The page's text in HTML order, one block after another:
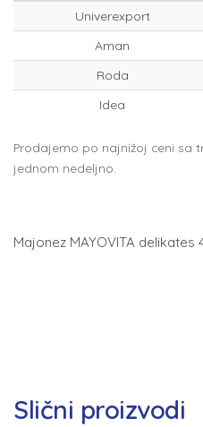
Univerexport
Aman
Roda
Idea
Prodajemo po najnižoj ceni sa
jednom nedeljno.
Majonez MAYOVITA delikates
Slični proizvodi